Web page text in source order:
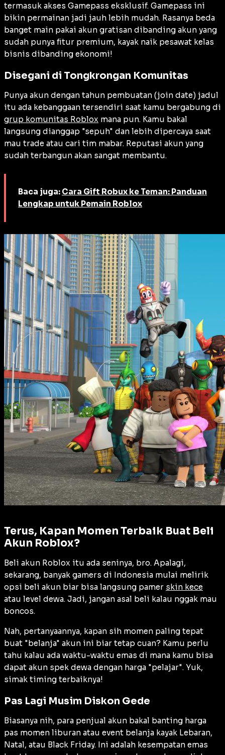
termasuk akses Gamepass eksklusif. Gamepass ini
bikin permainan jadi jauh lebih mudah. Rasanya beda
banget main pakai akun gratisan dibanding akun yang
sudah punya fitur premium, kayak naik pesawat kelas
bisnis dibanding ekonomi!
Disegani di Tongkrongan Komunitas
Punya akun dengan tahun pembuatan (join date) jadul
itu ada kebanggaan tersendiri saat kamu bergabung di
grup komunitas Roblox mana pun. Kamu bakal
langsung dianggap "sepuh" dan lebih dipercaya saat
mau trade atau cari tim mabar. Reputasi akun yang
sudah terbangun akan sangat membantu.
Baca juga: Cara Gift Robux ke Teman: Panduan
Lengkap untuk Pemain Roblox
Terus, Kapan Momen Terbaik Buat Beli
Akun Roblox?
Beli akun Roblox itu ada seninya, bro. Apalagi,
sekarang, banyak gamers di Indonesia mulai melirik
opsi beli akun biar bisa langsung pamer skin kece
atau level dewa. Jadi, jangan asal beli kalau nggak mau
boncos.
Nah, pertanyaannya, kapan sih momen paling tepat
buat "belanja" akun ini biar tetap cuan? Kamu perlu
tahu kalau ada waktu-waktu emas di mana kamu bisa
dapat akun spek dewa dengan harga "pelajar". Yuk,
simak timing terbaiknya!
Pas Lagi Musim Diskon Gede
Biasanya nih, para penjual akun bakal banting harga
pas momen liburan atau event belanja kayak Lebaran,
Natal, atau Black Friday. Ini adalah kesempatan emas